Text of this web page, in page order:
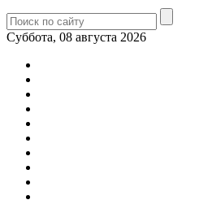
Суббота, 08 августа 2026